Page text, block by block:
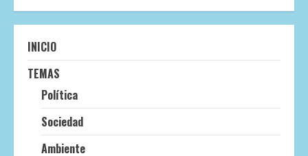
INICIO
TEMAS
Política
Sociedad
Ambiente